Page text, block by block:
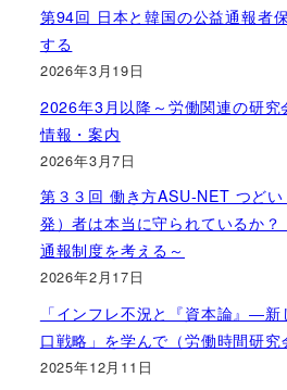
第94回 日本と韓国の公益通報者
する
2026年3月19日
2026年3月以降～労働関連の研究
情報・案内
2026年3月7日
第３３回 働き方ASU-NET つど
発）者は本当に守られているか
通報制度を考える～
2026年2月17日
「インフレ不況と『資本論』―
口戦略」を学んで（労働時間研究
2025年12月11日